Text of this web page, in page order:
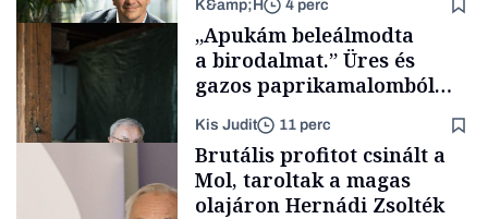
Makro
TÁMOGATÓI
TARTALOM
K&amp;H 4 perc
„Apukám beleálmodta
a birodalmat.” Üres és
gazos paprikamalomból
lett az igazi családi
fűszersztori
Kis Judit 11 perc
Brutális profitot csinált a
Mol, taroltak a magas
olajáron Hernádi Zsolték